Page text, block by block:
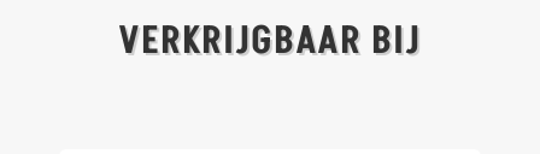
VERKRIJGBAAR BIJ